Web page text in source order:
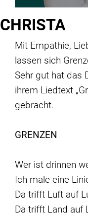
CHRISTA
Mit Empathie,
lassen sich
Sehr gut hat das
ihrem Liedtext
gebracht.
GRENZEN
Wer ist drinnen
Ich male eine
Da trifft Luft auf
Da trifft Land auf